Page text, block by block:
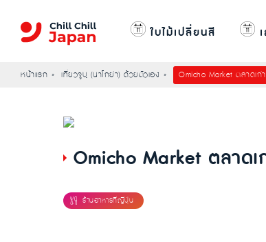
ใบไม้เปลี่ยนสี เ
หน้าแรก เที่ยวจูบุ (นาโกย่า) ด้วยตัวเอง Omicho Market ตลาดเ
Omicho Market ตลาด